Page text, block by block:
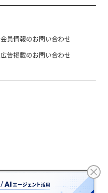
会員情報のお問い合わせ
広告掲載のお問い合わせ